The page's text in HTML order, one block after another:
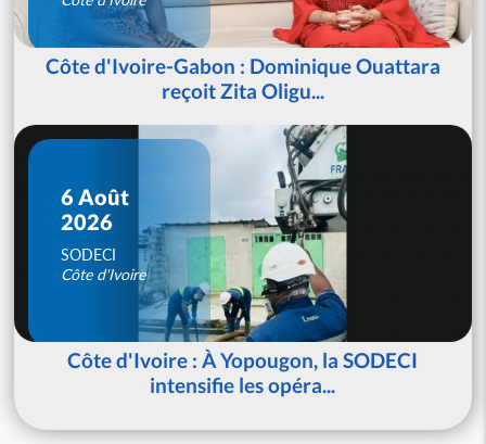
Côte d'Ivoire-Gabon : Dominique Ouattara
reçoit Zita Oligu...
6 Août
2026
SODECI
Côte d'Ivoire
Côte d'Ivoire : À Yopougon, la SODECI
intensifie les opéra...